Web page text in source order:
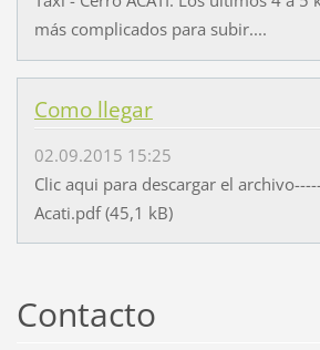
más complicados para subir....
Como llegar
02.09.2015 15:25
Clic aqui para descargar el
Acati.pdf (45,1 kB)
Contacto